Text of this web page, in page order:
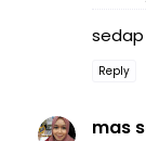
sedap
Reply
mas